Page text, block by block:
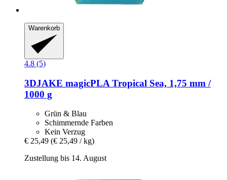
Warenkorb
4.8 (5)
3DJAKE magicPLA Tropical Sea, 1,75 mm /
1000 g
Grün & Blau
Schimmernde Farben
Kein Verzug
€ 25,49 (€ 25,49 / kg)
Zustellung bis 14. August